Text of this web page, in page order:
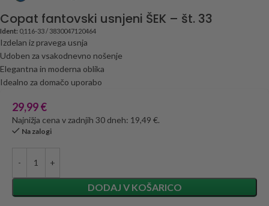
Copat fantovski usnjeni ŠEK – št. 33
Ident: 0,116-33 / 3830047120464
Izdelan iz pravega usnja
Udoben za vsakodnevno nošenje
Elegantna in moderna oblika
Idealno za domačo uporabo
29,99€
Najnižja cena v zadnjih 30 dneh: 19,49 €.
Na zalogi
DODAJ V KOŠARICO